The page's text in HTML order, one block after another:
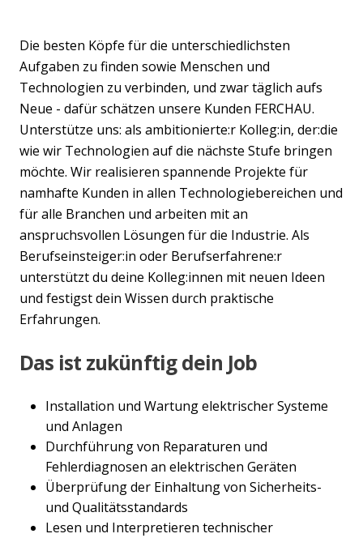
Die besten Köpfe für die unterschiedlichsten
Aufgaben zu finden sowie Menschen und
Technologien zu verbinden, und zwar täglich aufs
Neue - dafür schätzen unsere Kunden FERCHAU.
Unterstütze uns: als ambitionierte:r Kolleg:in, der:die
wie wir Technologien auf die nächste Stufe bringen
möchte. Wir realisieren spannende Projekte für
namhafte Kunden in allen Technologiebereichen und
für alle Branchen und arbeiten mit an
anspruchsvollen Lösungen für die Industrie. Als
Berufseinsteiger:in oder Berufserfahrene:r
unterstützt du deine Kolleg:innen mit neuen Ideen
und festigst dein Wissen durch praktische
Erfahrungen.
Das ist zukünftig dein Job
Installation und Wartung elektrischer Systeme
und Anlagen
Durchführung von Reparaturen und
Fehlerdiagnosen an elektrischen Geräten
Überprüfung der Einhaltung von Sicherheits-
und Qualitätsstandards
Lesen und Interpretieren technischer